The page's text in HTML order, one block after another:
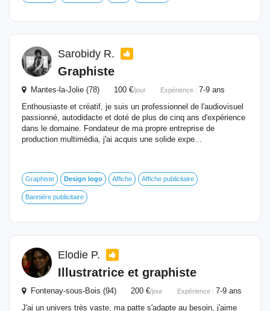
Sarobidy R.
Graphiste
Mantes-la-Jolie (78) 100 €/jour Expérience : 7-9 ans
Enthousiaste et créatif, je suis un professionnel de l'audiovisuel
passionné, autodidacte et doté de plus de cinq ans d'expérience
dans le domaine. Fondateur de ma propre entreprise de
production multimédia, j'ai acquis une solide expe...
Graphiste Design logo Affiche Affiche publicitaire
Bannière publicitaire
Elodie P.
Illustratrice et graphiste
Fontenay-sous-Bois (94) 200 €/jour Expérience : 7-9 ans
J'ai un univers très vaste, ma patte s'adapte au besoin, j'aime